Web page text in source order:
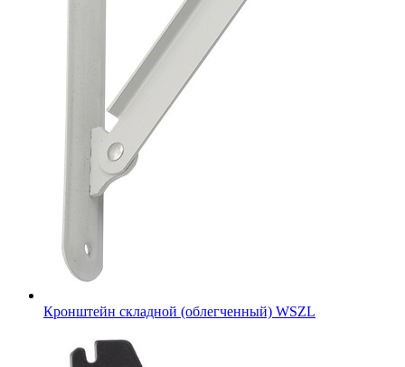
Кронштейн складной (облегченный) WSZL